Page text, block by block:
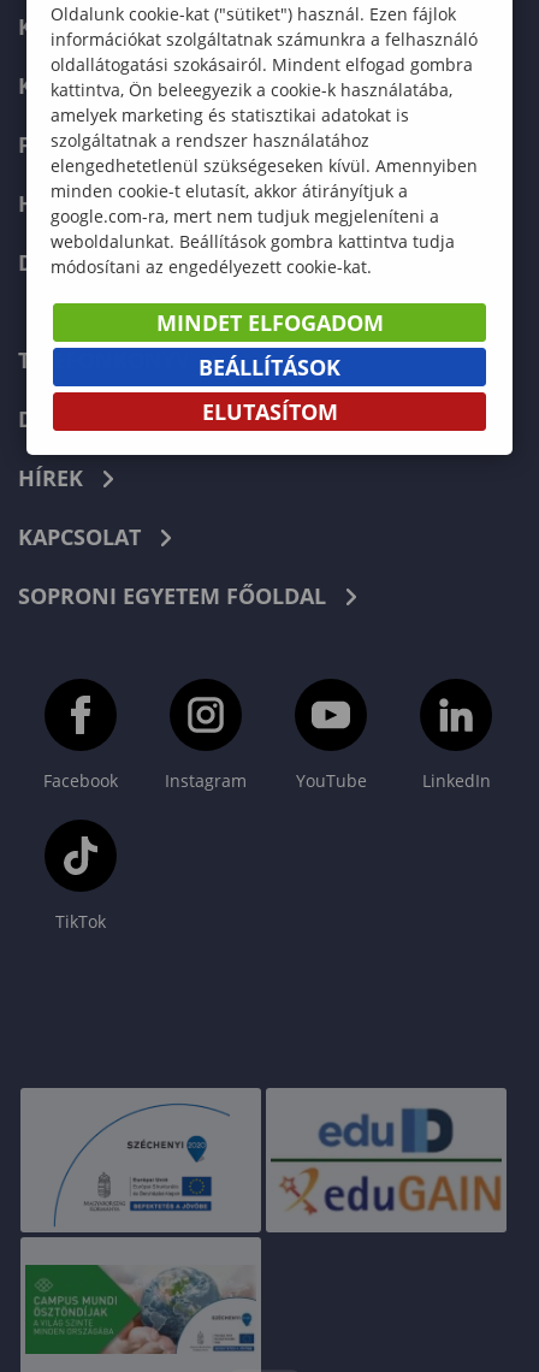
KARUNK
KÉPZÉSEK
FELVÉTELIZŐKNEK
HALLGATÓKNAK
DOKTORI ISKOLA
TELEFONKÖNYV
DOKUMENTUMOK
HÍREK
KAPCSOLAT
SOPRONI EGYETEM FŐOLDAL
Facebook Instagram YouTube LinkedIn
TikTok
Oldalunk cookie-kat ("sütiket") használ. Ezen fájlok
információkat szolgáltatnak számunkra a felhasználó
oldallátogatási szokásairól. Mindent elfogad gombra
kattintva, Ön beleegyezik a cookie-k használatába,
amelyek marketing és statisztikai adatokat is
szolgáltatnak a rendszer használatához
elengedhetetlenül szükségeseken kívül. Amennyiben
minden cookie-t elutasít, akkor átirányítjuk a
google.com-ra, mert nem tudjuk megjeleníteni a
weboldalunkat. Beállítások gombra kattintva tudja
módosítani az engedélyezett cookie-kat.
MINDET ELFOGADOM
BEÁLLÍTÁSOK
ELUTASÍTOM